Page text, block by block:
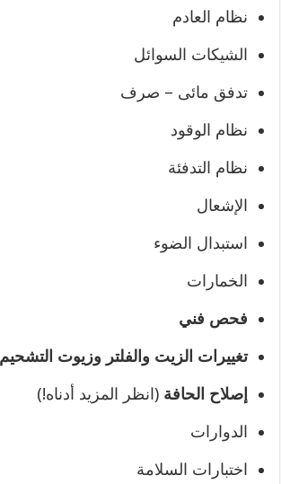
نظام العادم
الشيكات السوائل
تدفق مائى – صرف
نظام الوقود
نظام التدفئة
الإشعال
استبدال الضوء
الخمارات
فحص فني
تغييرات الزيت والفلتر وزيوت التشحيم
إصلاح الحافة (انظر المزيد أدناه!)
الدوارات
اختبارات السلامة